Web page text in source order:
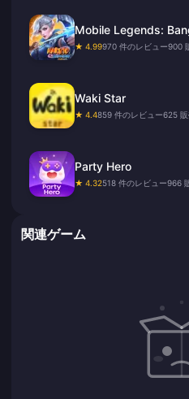
Mobile Legends:
★ 4.99970 件のレビュー900
Waki Star
★ 4.4859 件のレビュー625
Party Hero
★ 4.32518 件のレビュー966
関連ゲーム